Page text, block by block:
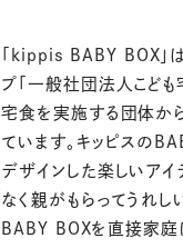
「kippis BABY BOX」
プ「一般社団法人こども
宅食を実施する団体か
ています。キッピスの
デザインした楽しいアイ
なく親がもらってうれし
BABY BOXを直接家庭